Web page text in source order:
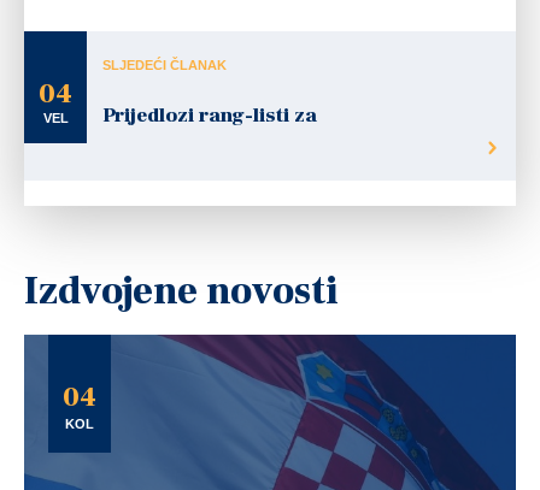
04
VEL
SLJEDEĆI ČLANAK
Prijedlozi rang-listi za
Izdvojene novosti
04
KOL